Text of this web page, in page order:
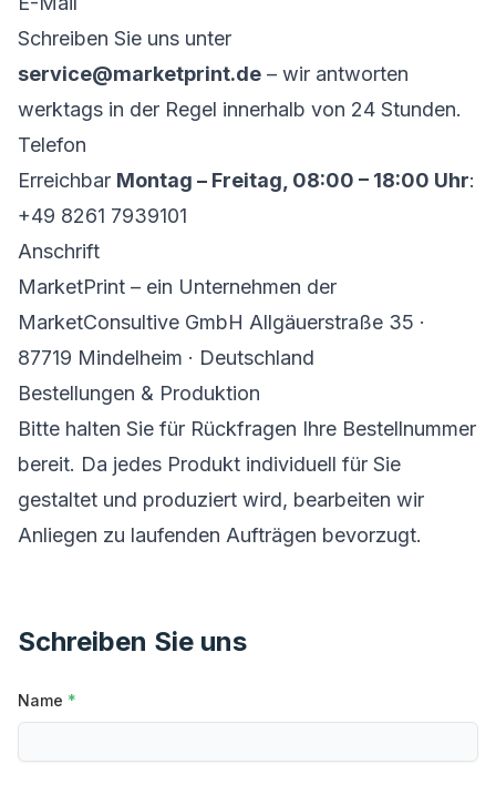
Schreiben Sie uns unter
service@marketprint.de – wir antworten
werktags in der Regel innerhalb von 24 Stunden.
Telefon
Erreichbar Montag – Freitag, 08:00 – 18:00 Uhr:
+49 8261 7939101
Anschrift
MarketPrint – ein Unternehmen der
MarketConsultive GmbH Allgäuerstraße 35 ·
87719 Mindelheim · Deutschland
Bestellungen & Produktion
Bitte halten Sie für Rückfragen Ihre Bestellnummer
bereit. Da jedes Produkt individuell für Sie
gestaltet und produziert wird, bearbeiten wir
Anliegen zu laufenden Aufträgen bevorzugt.
Schreiben Sie uns
Leave this field empty
Name *